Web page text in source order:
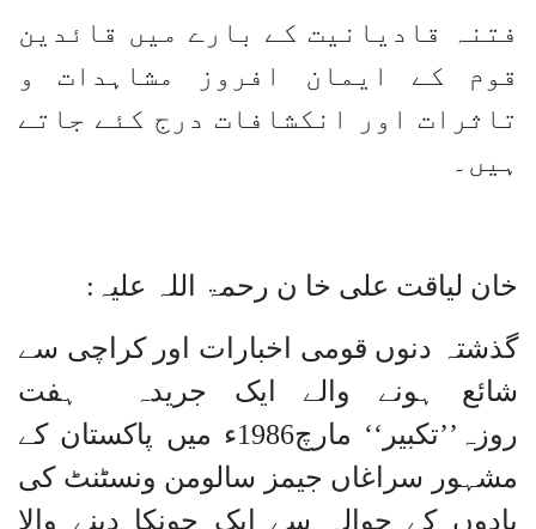
فتنہ قادیانیت کے بارے میں قائدین
قوم کے ایمان افروز مشاہدات و
تاثرات اور انکشافات درج کئے جاتے
ہیں۔
خان لیاقت علی خا ن رحمۃ اللہ علیہ:
گذشتہ دنوں قومی اخبارات اور کراچی سے
شائع ہونے والے ایک جریدہ ہفت
روزہ’’تکبیر‘‘ مارچ1986ء میں پاکستان کے
مشہور سراغاں جیمز سالومن ونسٹنٹ کی
یادوں کے حوالہ سے ایک چونکا دینے والا